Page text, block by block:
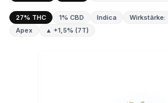
27% THC 1% CBD Indica Wirkstärke:
Apex
▲ +1,5% (7T)